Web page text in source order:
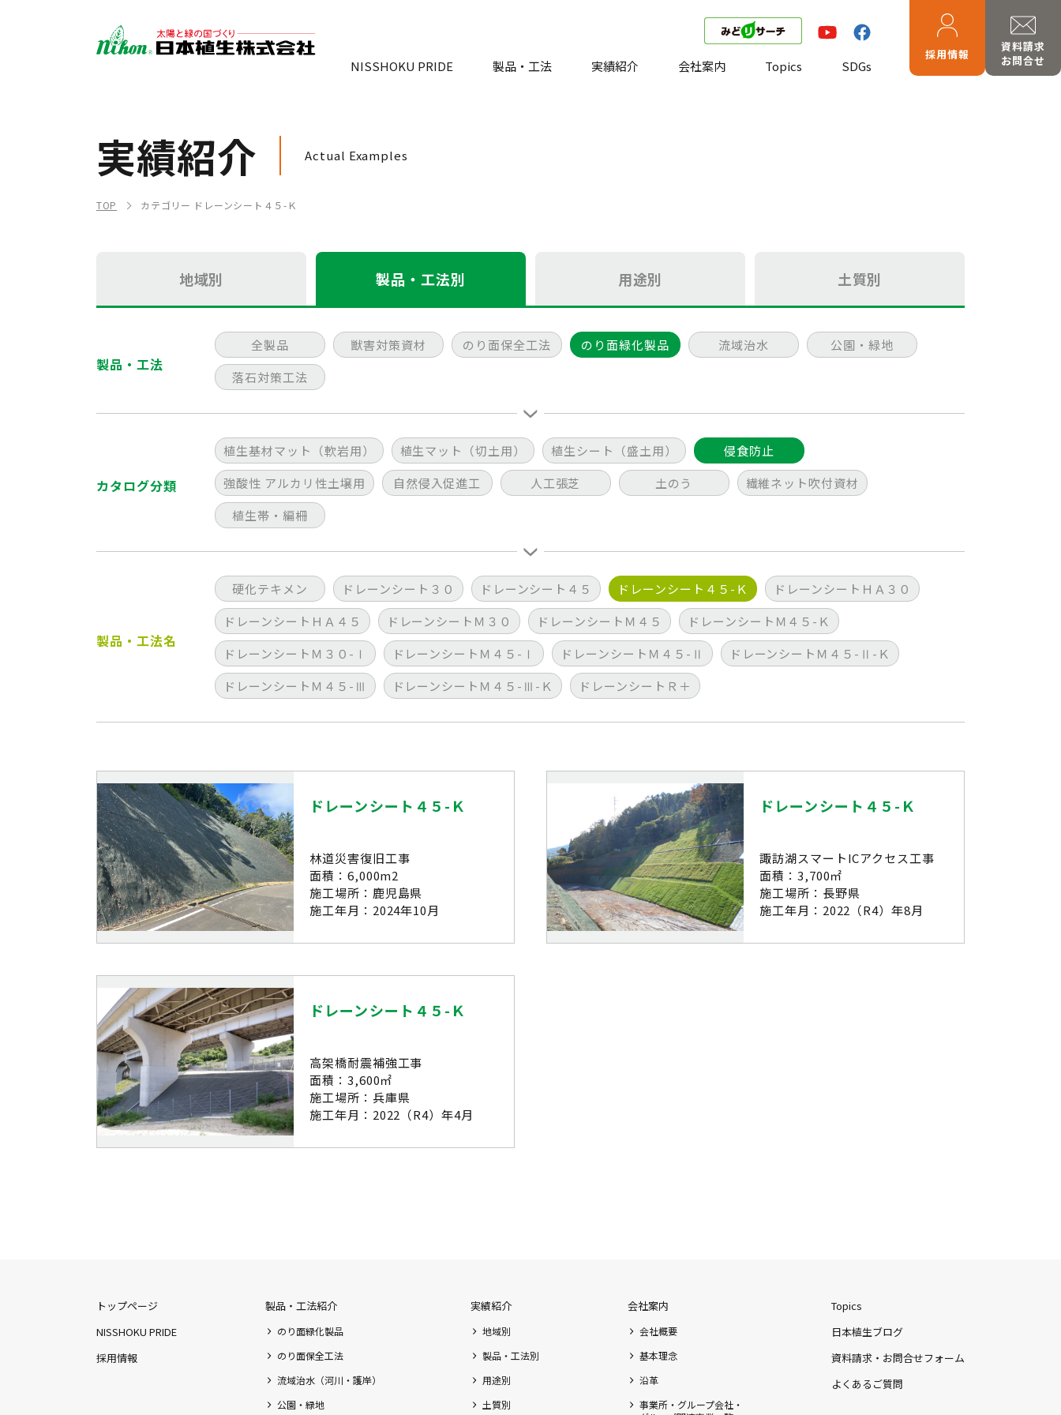
採用情報
資料請求
お問合せ
NISSHOKU PRIDE 製品・工法 実績紹介 会社案内 Topics SDGs
実績紹介 Actual Examples
TOP カテゴリー ドレーンシート４５-Ｋ
地域別 製品・工法別 用途別 土質別
製品・工法
全製品 獣害対策資材 のり面保全工法 のり面緑化製品 流域治水
公園・緑地
落石対策工法
カタログ分類
植生基材マット（軟岩用） 植生マット（切土用） 植生シート（盛土用）
侵食防止
強酸性 アルカリ性土壌用
自然侵入促進工 人工張芝 土のう
繊維ネット吹付資材
植生帯・編柵
製品・工法名
硬化テキメン ドレーンシート３０ ドレーンシート４５ ドレーンシート４５-Ｋ
ドレーンシートＨＡ３０
ドレーンシートＨＡ４５
ドレーンシートＭ３０ ドレーンシートＭ４５
ドレーンシートＭ４５-Ｋ
ドレーンシートＭ３０-Ⅰ
ドレーンシートＭ４５-Ⅰ ドレーンシートＭ４５-Ⅱ
ドレーンシートＭ４５-Ⅱ-Ｋ
ドレーンシートＭ４５-Ⅲ
ドレーンシートＭ４５-Ⅲ-Ｋ ドレーンシートＲ＋
ドレーンシート４５-Ｋ
林道災害復旧工事
面積：6,000m2
施工場所：鹿児島県
施工年月：2024年10月
ドレーンシート４５-Ｋ
諏訪湖スマートICアクセス工事
面積：3,700㎡
施工場所：長野県
施工年月：2022（R4）年8月
ドレーンシート４５-Ｋ
高架橋耐震補強工事
面積：3,600㎡
施工場所：兵庫県
施工年月：2022（R4）年4月
トップページ
NISSHOKU PRIDE
採用情報
製品・工法紹介
のり面緑化製品
のり面保全工法
流域治水（河川・護岸）
公園・緑地
実績紹介
地域別
製品・工法別
用途別
土質別
会社案内
会社概要
基本理念
沿革
事業所・グループ会社・
Topics
日本植生ブログ
資料請求・お問合せフォーム
よくあるご質問